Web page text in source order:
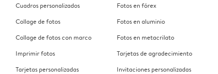
Cuadros personalizados
Collage de fotos
Collage de fotos con marco
Imprimir fotos
Tarjetas personalizadas
Fotos en fórex
Fotos en aluminio
Fotos en metacrilato
Tarjetas de agradecimiento
Invitaciones personalizadas